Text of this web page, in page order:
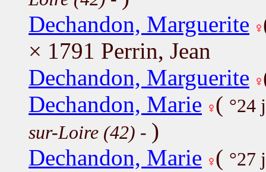
Dechandon, Marguerite
× 1791 Perrin, Jean
Dechandon, Marguerite
Dechandon, Marie ( °24
sur-Loire (42) - )
Dechandon, Marie ( °27